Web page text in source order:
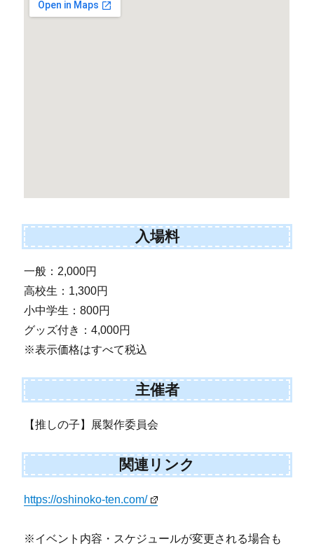
入場料
一般：2,000円
高校生：1,300円
小中学生：800円
グッズ付き：4,000円
※表示価格はすべて税込
主催者
【推しの子】展製作委員会
関連リンク
https://oshinoko-ten.com/
※イベント内容・スケジュールが変更される場合も